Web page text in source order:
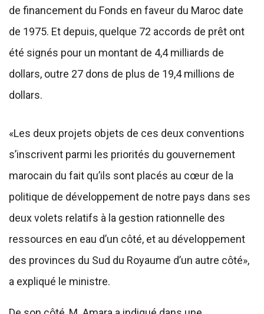
de financement du Fonds en faveur du Maroc date
de 1975. Et depuis, quelque 72 accords de prêt ont
été signés pour un montant de 4,4 milliards de
dollars, outre 27 dons de plus de 19,4 millions de
dollars.
«Les deux projets objets de ces deux conventions
s’inscrivent parmi les priorités du gouvernement
marocain du fait qu’ils sont placés au cœur de la
politique de développement de notre pays dans ses
deux volets relatifs à la gestion rationnelle des
ressources en eau d’un côté, et au développement
des provinces du Sud du Royaume d’un autre côté»,
a expliqué le ministre.